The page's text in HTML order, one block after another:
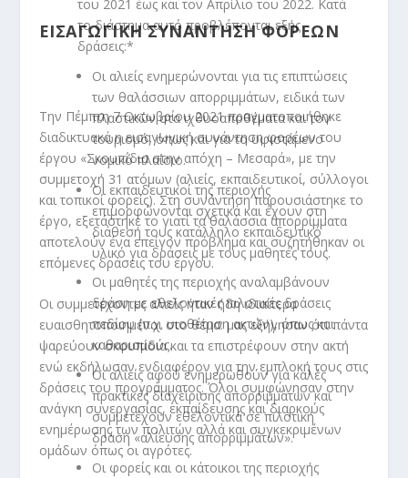
του 2021 έως και τον Απρίλιο του 2022. Κατά
το διάστημα αυτό προβλέπονται εξής
δράσεις:*
Οι αλιείς ενημερώνονται για τις επιπτώσεις
των θαλάσσιων απορριμμάτων, ειδικά των
πλαστικών στα ιχθυοαποθέματα και τον
τουρισμό, όπως και για το υφιστάμενο
νομικό πλαίσιο.
Οι εκπαιδευτικοί της περιοχής
επιμορφώνονται σχετικά και έχουν στη
διάθεσή τους κατάλληλο εκπαιδευτικό
υλικό για δράσεις με τους μαθητές τους.
Οι μαθητές της περιοχής αναλαμβάνουν
δράση με εθελοντικές πιλοτικές δράσεις
πεδίου (π.χ. υιοθέτηση ακτών), όπως και
καθαρισμούς.
Οι αλιείς αφού ενημερωθούν για καλές
πρακτικές διαχείρισης απορριμμάτων και
συμμετέχουν εθελοντικά σε πιλοτική
δράση «αλίευσης απορριμμάτων».
Οι φορείς και οι κάτοικοι της περιοχής
ΕΙΣΑΓΩΓΙΚΗ ΣΥΝΑΝΤΗΣΗ ΦΟΡΕΩΝ
Την Πέμπτη 7 Οκτωβρίου 2021 πραγματοποιήθηκε
διαδικτυακά η εισαγωγική συνάντηση φορέων του
έργου «Σκουπίδια στην απόχη – Μεσαρά», με την
συμμετοχή 31 ατόμων (αλιείς, εκπαιδευτικοί, σύλλογοι
και τοπικοί φορείς). Στη συνάντηση παρουσιάστηκε το
έργο, εξετάστηκε το γιατί τα θαλάσσια απορρίμματα
αποτελούν ένα επείγον πρόβλημα και συζητήθηκαν οι
επόμενες δράσεις του έργου.
Οι συμμετέχοντες αλιείς ήταν ήδη ιδιαίτερα
ευαισθητοποιημένοι στο θέμα: μας εξήγησαν ότι πάντα
ψαρεύουν σκουπίδια και τα επιστρέφουν στην ακτή
ενώ εκδήλωσαν ενδιαφέρον για την εμπλοκή τους στις
δράσεις του προγράμματος. Όλοι συμφώνησαν στην
ανάγκη συνεργασίας, εκπαίδευσης και διαρκούς
ενημέρωσης των πολιτών αλλά και συγκεκριμένων
ομάδων όπως οι αγρότες.